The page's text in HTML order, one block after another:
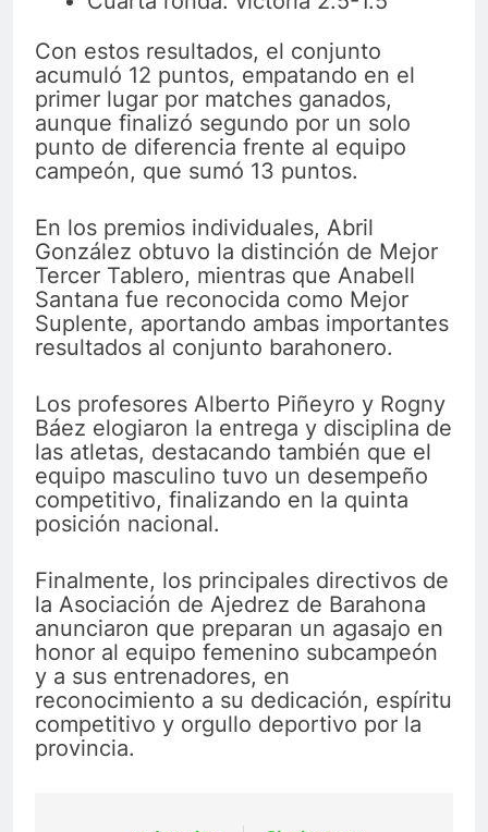
Con estos resultados, el conjunto
acumuló 12 puntos, empatando en el
primer lugar por matches ganados,
aunque finalizó segundo por un solo
punto de diferencia frente al equipo
campeón, que sumó 13 puntos.
En los premios individuales, Abril
González obtuvo la distinción de Mejor
Tercer Tablero, mientras que Anabell
Santana fue reconocida como Mejor
Suplente, aportando ambas importantes
resultados al conjunto barahonero.
Los profesores Alberto Piñeyro y Rogny
Báez elogiaron la entrega y disciplina de
las atletas, destacando también que el
equipo masculino tuvo un desempeño
competitivo, finalizando en la quinta
posición nacional.
Finalmente, los principales directivos de
la Asociación de Ajedrez de Barahona
anunciaron que preparan un agasajo en
honor al equipo femenino subcampeón
y a sus entrenadores, en
reconocimiento a su dedicación, espíritu
competitivo y orgullo deportivo por la
provincia.